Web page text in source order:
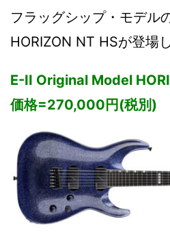
フラッグシップ・モデル
HORIZON NT HSが登場し
E-II Original Model
価格=270,000円(税別)